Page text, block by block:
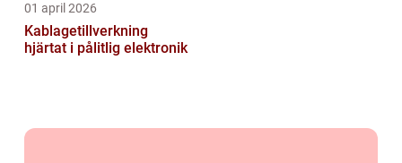
01 april 2026
Kablagetillverkning
hjärtat i pålitlig elektronik